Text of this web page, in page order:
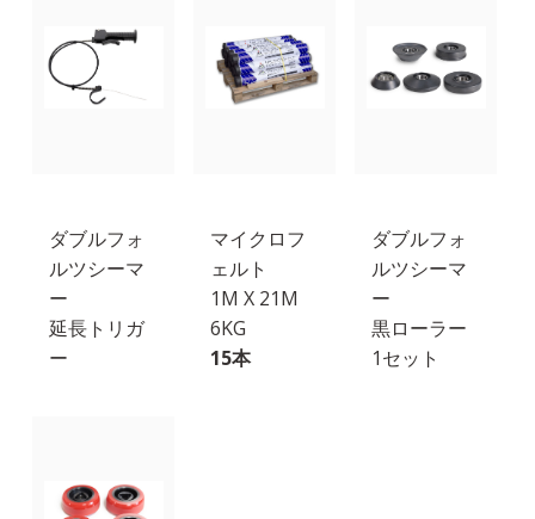
ダブルフォ
ルツシーマ
ー
延長トリガ
ー
マイクロフ
ェルト
1M X 21M
6KG
15本
ダブルフォ
ルツシーマ
ー
黒ローラー
1セット